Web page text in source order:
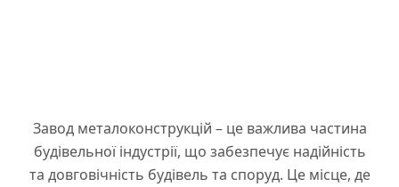
Завод металоконструкцій – це важлива частина
будівельної індустрії, що забезпечує надійність
та довговічність будівель та споруд. Це місце, де